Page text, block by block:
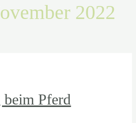
2022
beim Pferd